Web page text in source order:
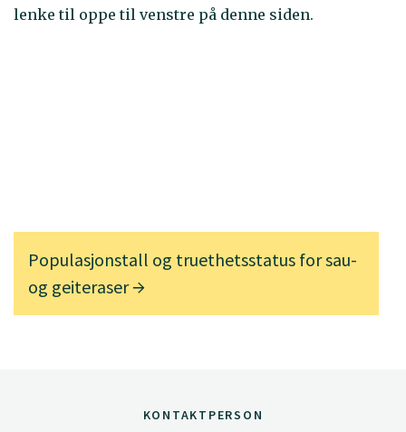
lenke til oppe til venstre på denne siden.
Populasjonstall og truethetsstatus for sau-
og geiteraser
KONTAKTPERSON